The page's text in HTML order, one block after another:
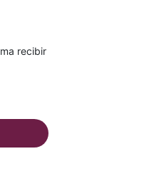
recibir